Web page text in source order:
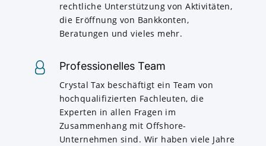
rechtliche Unterstützung von Aktivitäten,
die Eröffnung von Bankkonten,
Beratungen und vieles mehr.
Professionelles Team
Crystal Tax beschäftigt ein Team von
hochqualifizierten Fachleuten, die
Experten in allen Fragen im
Zusammenhang mit Offshore-
Unternehmen sind. Wir haben viele Jahre